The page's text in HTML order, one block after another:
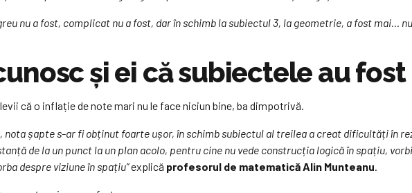
nu a fost, complicat nu a fost, dar în schimb la subiectul 3, la geometrie, a fost mai…
și ei că subiectele au
că o inflație de note mari nu le face niciun bine, ba dimpotrivă.
nota șapte s-ar fi obținut foarte ușor, în schimb subiectul al treilea a creat dificultăți în
de la un punct la un plan acolo, pentru cine nu vede construcția logică în spațiu,
despre viziune în spațiu”explică profesorul de matematică Alin Munteanu.